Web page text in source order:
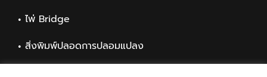
ไพ่ Bridge
สิ่งพิมพ์ปลอดการปลอมแปลง